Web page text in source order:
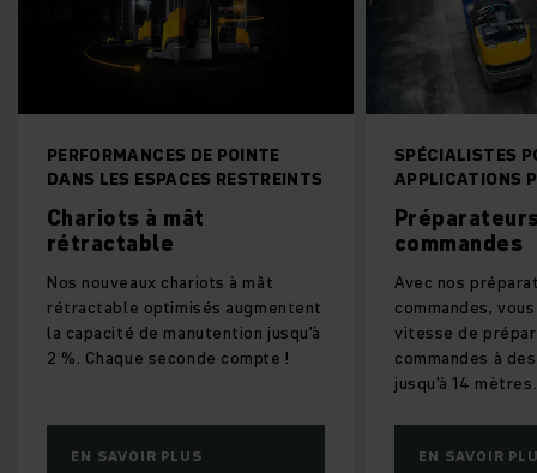
PERFORMANCES DE POINTE
DANS LES ESPACES RESTREINTS
Chariots à mât
rétractable
Nos nouveaux chariots à mât
rétractable optimisés augmentent
la capacité de manutention jusqu'à
2 %. Chaque seconde compte !
EN SAVOIR PLUS
SPÉCIALISTES
APPLICATIONS
commandes
Avec nos
commandes,
vitesse de
commandes à
jusqu'à 14 mètres.
EN SAVOIR